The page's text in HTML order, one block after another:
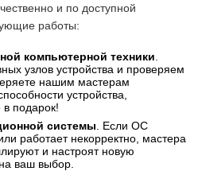
и по доступной
работы:
компьютерной техники
узлов устройства и проверяем
нашим мастерам
устройства,
в подарок!
системы . Если ОС
работает некорректно, мастера
и настроят новую
ваш выбор.